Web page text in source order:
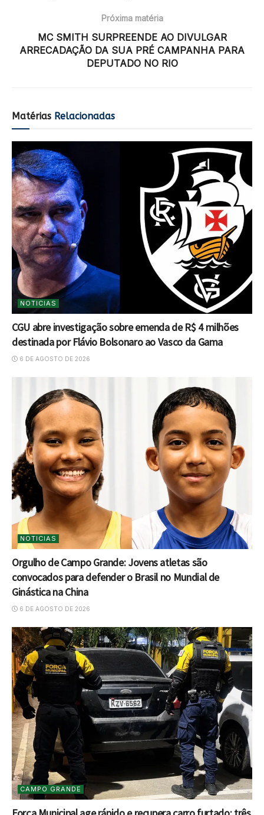
Próxima matéria
MC SMITH SURPREENDE AO DIVULGAR
ARRECADAÇÃO DA SUA PRÉ CAMPANHA PARA
DEPUTADO NO RIO
Matérias Relacionadas
NOTICIAS
CGU abre investigação sobre emenda de R$ 4 milhões
destinada por Flávio Bolsonaro ao Vasco da Gama
6 DE AGOSTO DE 2026
NOTICIAS
Orgulho de Campo Grande: Jovens atletas são
convocados para defender o Brasil no Mundial de
Ginástica na China
6 DE AGOSTO DE 2026
CAMPO GRANDE